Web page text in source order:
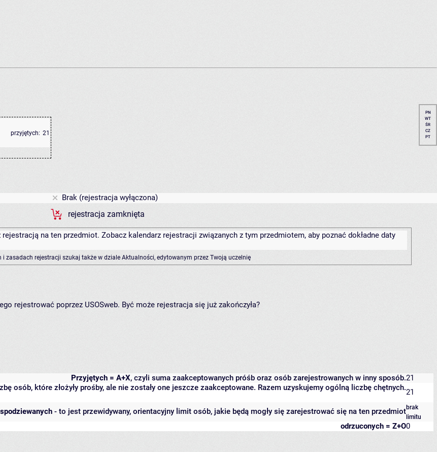
przyjętych: 21
PN
WT
ŚR
CZ
PT
Brak (rejestracja wyłączona)
rejestracja zamknięta
na ten przedmiot. Zobacz kalendarz rejestracji związanych z tym przedmiotem, aby poznać dokładne daty
zasadach rejestracji szukaj także w dziale Aktualności, edytowanym przez Twoją uczelnię
rejestrować poprzez USOSweb. Być może rejestracja się już zakończyła?
Przyjętych = A+X, czyli suma zaakceptowanych próśb oraz osób zarejestrowanych w inny sposób.21
osób, które złożyły prośby, ale nie zostały one jeszcze zaakceptowane. Razem uzyskujemy ogólną liczbę chętnych.21
spodziewanych - to jest przewidywany, orientacyjny limit osób, jakie będą mogły się zarejestrować się na ten przedmiotbrak
limitu
odrzuconych = Z+O0